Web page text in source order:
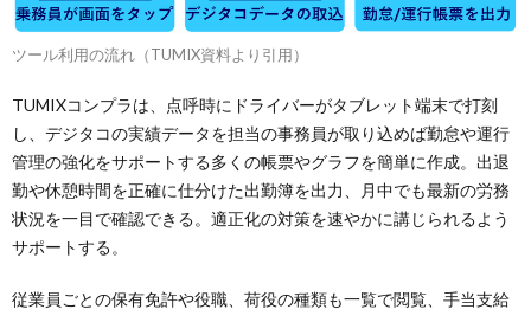
ツール利用の流れ（TUMIX資料より引用）
TUMIXコンプラは、点呼時にドライバーがタブレット端末で打刻
し、デジタコの実績データを担当の事務員が取り込めば勤怠や運行
管理の強化をサポートする多くの帳票やグラフを簡単に作成。出退
勤や休憩時間を正確に仕分けた出勤簿を出力、月中でも最新の労務
状況を一目で確認できる。適正化の対策を速やかに講じられるよう
サポートする。
従業員ごとの保有免許や役職、荷役の種類も一覧で閲覧、手当支給